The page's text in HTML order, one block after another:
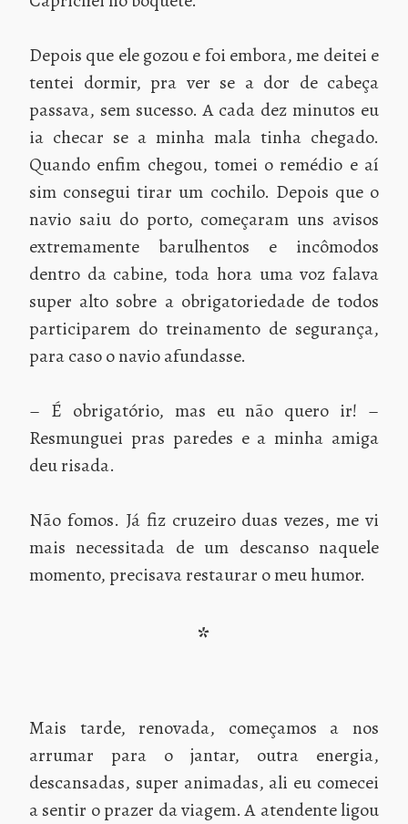
Depois que ele gozou e foi embora, me deitei e
tentei dormir, pra ver se a dor de cabeça
passava, sem sucesso. A cada dez minutos eu
ia checar se a minha mala tinha chegado.
Quando enfim chegou, tomei o remédio e aí
sim consegui tirar um cochilo. Depois que o
navio saiu do porto, começaram uns avisos
extremamente barulhentos e incômodos
dentro da cabine, toda hora uma voz falava
super alto sobre a obrigatoriedade de todos
participarem do treinamento de segurança,
para caso o navio afundasse.
– É obrigatório, mas eu não quero ir! –
Resmunguei pras paredes e a minha amiga
deu risada.
Não fomos. Já fiz cruzeiro duas vezes, me vi
mais necessitada de um descanso naquele
momento, precisava restaurar o meu humor.
*
Mais tarde, renovada, começamos a nos
arrumar para o jantar, outra energia,
descansadas, super animadas, ali eu comecei
a sentir o prazer da viagem. A atendente ligou